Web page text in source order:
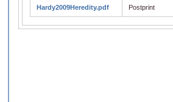
Hardy2009Heredity.pdf Postprint